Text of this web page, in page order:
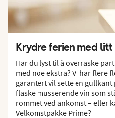
Krydre ferien med litt
Har du lyst til å overraske
med noe ekstra? Vi har flere
garantert vil sette en gullkant
flaske musserende vin som
rommet ved ankomst – eller
Velkomstpakke Prime?